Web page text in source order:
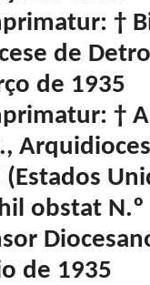
†
de
de 1935
†
(Estados
obstat
de 1935